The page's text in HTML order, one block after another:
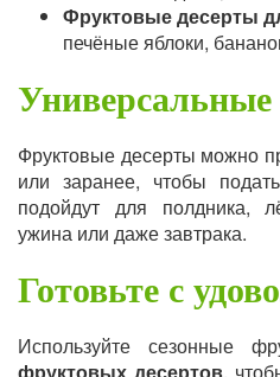
Фруктовые десерты
печёные яблоки,
Универсальные
Фруктовые десерты можно
или заранее, чтобы
подойдут для полдника,
ужина или даже завтрака.
Готовьте с
Используйте сезонные